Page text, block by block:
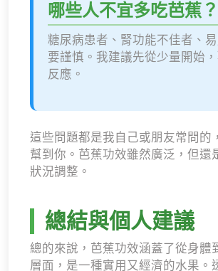
哪些人不宜多吃芭蕉？
糖尿病患者、腎功能不佳者、
要謹慎。我建議先從少量開始
反應。
這些問題都是我自己或朋友常問的
幫到你。芭蕉功效雖然廣泛，但還
狀況調整。
總結與個人建議
總的來說，芭蕉功效涵蓋了從身體
層面，是一種實用又經濟的水果。